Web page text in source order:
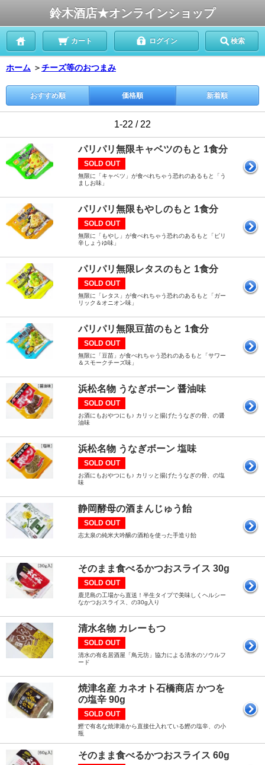
鈴木酒店★オンラインショップ
カート ログイン 検索
ホーム ＞チーズ等のおつまみ
おすすめ順 価格順 新着順
1-22 / 22
パリパリ無限キャベツのもと 1食分
SOLD OUT
無限に「キャベツ」が食べれちゃう恐れのあるもと「う
ましお味」
パリパリ無限もやしのもと 1食分
SOLD OUT
無限に「もやし」が食べれちゃう恐れのあるもと「ピリ
辛しょうゆ味」
パリパリ無限レタスのもと 1食分
SOLD OUT
無限に「レタス」が食べれちゃう恐れのあるもと「ガー
リック＆オニオン味」
パリパリ無限豆苗のもと 1食分
SOLD OUT
無限に「豆苗」が食べれちゃう恐れのあるもと「サワー
＆スモークチーズ味」
浜松名物 うなぎボーン 醤油味
SOLD OUT
お酒にもおやつにも♪ カリッと揚げたうなぎの骨、の醤
油味
浜松名物 うなぎボーン 塩味
SOLD OUT
お酒にもおやつにも♪ カリッと揚げたうなぎの骨、の塩
味
静岡酵母の酒まんじゅう飴
SOLD OUT
志太泉の純米大吟醸の酒粕を使った手造り飴
そのまま食べるかつおスライス 30g
SOLD OUT
鹿児島の工場から直送！半生タイプで美味しくヘルシー
なかつおスライス、の30g入り
清水名物 カレーもつ
SOLD OUT
清水の有名居酒屋「鳥元坊」協力による清水のソウルフ
ード
焼津名産 カネオト石橋商店 かつを
の塩辛 90g
SOLD OUT
鰹で有名な焼津港から直接仕入れている鰹の塩辛、の小
瓶
そのまま食べるかつおスライス 60g